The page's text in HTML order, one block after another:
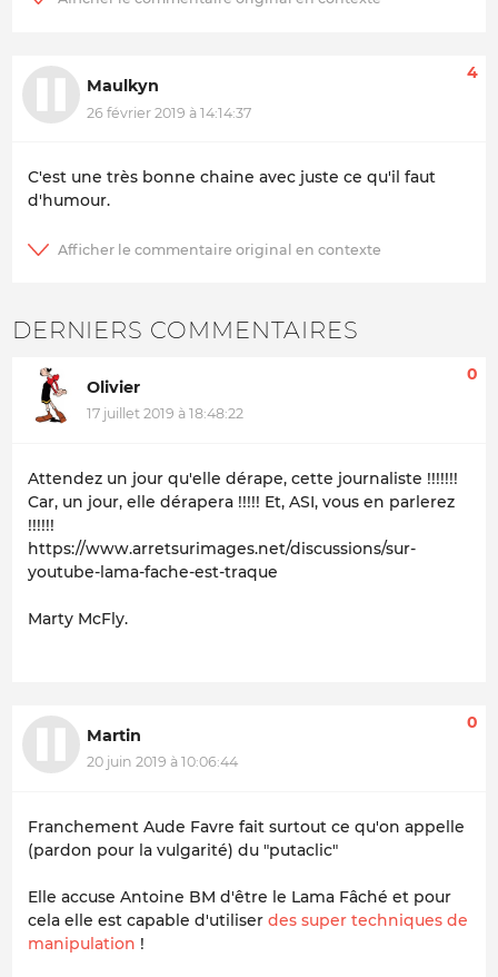
Maulkyn
26 février 2019 à 14:14:37
4
C'est une très bonne chaine avec juste ce qu'il faut
d'humour.
DERNIERS COMMENTAIRES
Olivier
17 juillet 2019 à 18:48:22
0
Attendez un jour qu'elle dérape, cette journaliste !!!!!!!
Car, un jour, elle dérapera !!!!! Et, ASI, vous en parlerez
!!!!!!
https://www.arretsurimages.net/discussions/sur-
youtube-lama-fache-est-traque
Marty McFly.
Martin
20 juin 2019 à 10:06:44
0
Franchement Aude Favre fait surtout ce qu'on appelle
(pardon pour la vulgarité) du "putaclic"
Elle accuse Antoine BM d'être le Lama Fâché et pour
cela elle est capable d'utiliser des super techniques de
manipulation !